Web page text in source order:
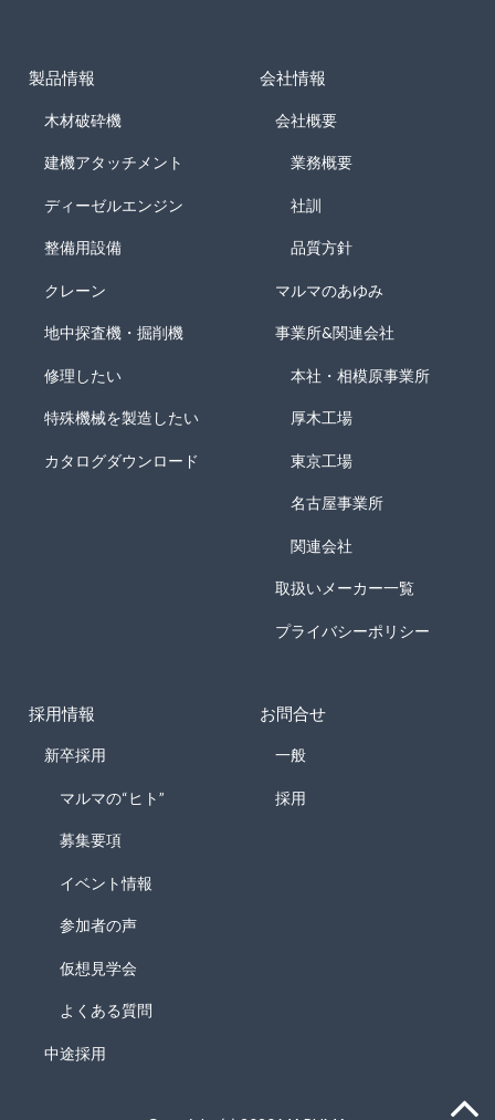
製品情報
木材破砕機
建機アタッチメント
ディーゼルエンジン
整備用設備
クレーン
地中探査機・掘削機
修理したい
特殊機械を製造したい
カタログダウンロード
会社情報
会社概要
業務概要
社訓
品質方針
マルマのあゆみ
事業所&関連会社
本社・相模原事業所
厚木工場
東京工場
名古屋事業所
関連会社
取扱いメーカー一覧
プライバシーポリシー
採用情報
新卒採用
マルマの“ヒト”
募集要項
イベント情報
参加者の声
仮想見学会
よくある質問
中途採用
お問合せ
一般
採用